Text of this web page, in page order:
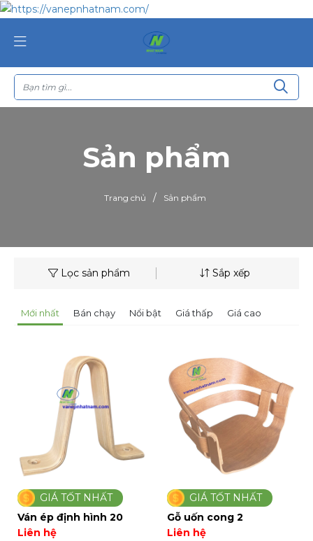
Sản phẩm
Trang chủ / Sản phẩm
Lọc sản phẩm Sắp xếp
Mới nhất Bán chạy Nổi bật Giá thấp Giá cao
GIÁ TỐT NHẤT
Ván ép định hình 20
Liên hệ
GIÁ TỐT NHẤT
Gỗ uốn cong 2
Liên hệ